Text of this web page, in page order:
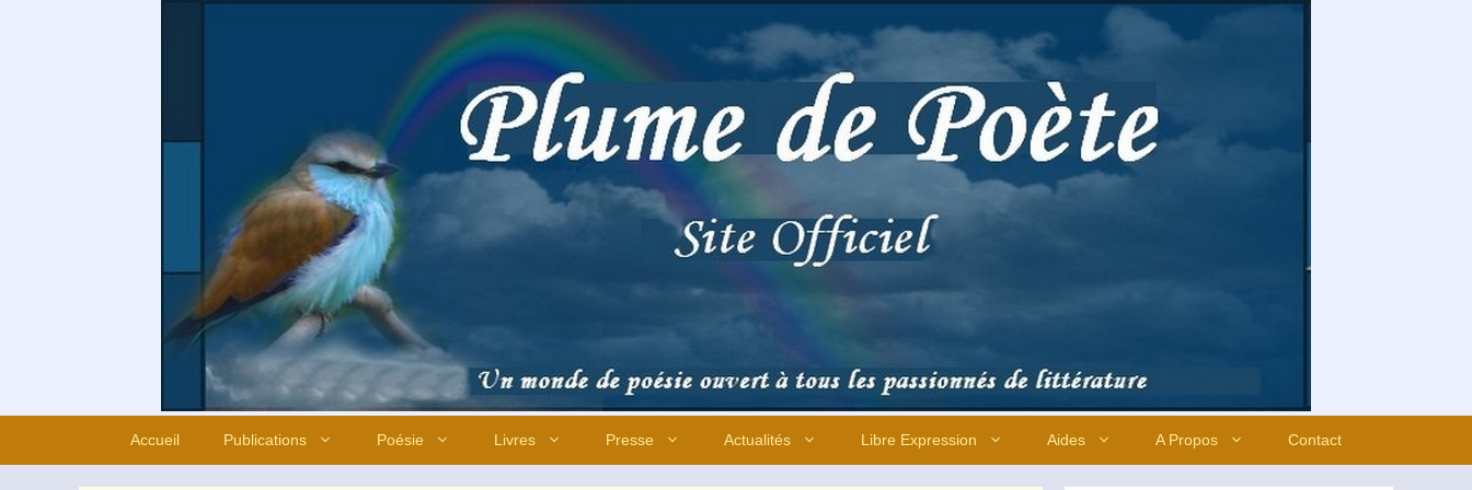
Accueil Publications Poésie Livres Presse Actualités Libre Expression Aides A Propos Contact